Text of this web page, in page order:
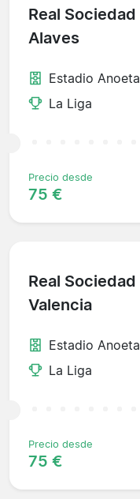
Real Sociedad
Alaves
Estadio Anoeta
La Liga
Precio desde
75 €
Real Sociedad
Valencia
Estadio Anoeta
La Liga
Precio desde
75 €